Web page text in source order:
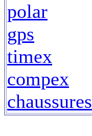
polar
gps
timex
compex
chaussures